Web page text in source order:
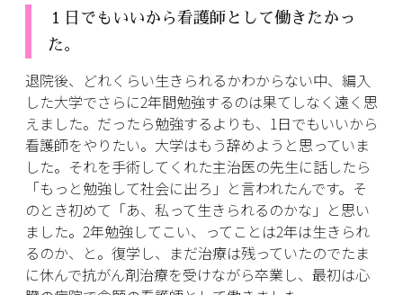
１日でもいいから看護師として働きたかっ
た。
退院後、どれくらい生きられるかわからない中、編入
した大学でさらに2年間勉強するのは果てしなく遠く思
えました。だったら勉強するよりも、1日でもいいから
看護師をやりたい。大学はもう辞めようと思っていま
した。それを手術してくれた主治医の先生に話したら
「もっと勉強して社会に出ろ」と言われたんです。そ
のとき初めて「あ、私って生きられるのかな」と思い
ました。2年勉強してこい、ってことは2年は生きられ
るのか、と。復学し、まだ治療は残っていたのでたま
に休んで抗がん剤治療を受けながら卒業し、最初は心